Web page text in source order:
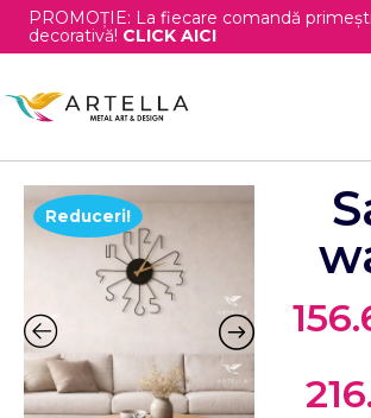
PROMOȚIE: La fiecare comandă
decorativă! CLICK AICI
Reduceri!